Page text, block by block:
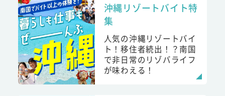
沖縄リゾートバイト特
集
人気の沖縄リゾートバイ
ト！移住者続出！？南国
で非日常のリゾバライフ
が味わえる！